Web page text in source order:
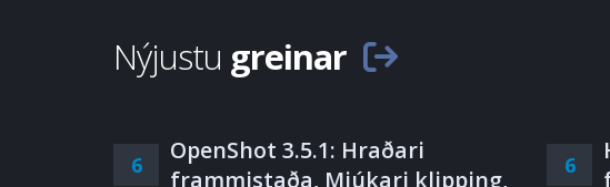
Nýjustu greinar
6
OpenShot 3.5.1: Hraðari
frammistaða, Mjúkari klipping,
6